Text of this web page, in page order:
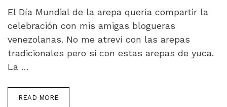
El Día Mundial de la arepa quería compartir la
celebración con mis amigas blogueras
venezolanas. No me atreví con las arepas
tradicionales pero si con estas arepas de yuca.
La …
READ MORE